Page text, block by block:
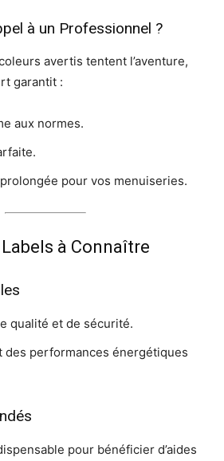
à un Professionnel ?
avertis tentent l’aventure,
garantit :
aux normes.
pour vos menuiseries.
à Connaître
qualité et de sécurité.
des performances énergétiques
pour bénéficier d’aides